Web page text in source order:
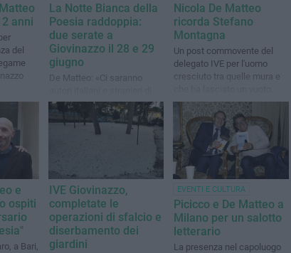
anni
del
La Notte Bianca della
Poesia raddoppia:
due serate a
Giovinazzo il 28 e 29
giugno
De Matteo: «Ci saranno
livello»
Nicola De Matteo
ricorda Stefano
Montagna
Un post commovente del
delegato IVE per l'uomo
cresciuto tra quelle mura e
incolmabile
e
ospiti
a Bari,
IVE Giovinazzo,
completate le
operazioni di sfalcio e
diserbamento dei
giardini
EVENTI E CULTURA
Picicco e De Matteo a
Milano per un salotto
letterario
La presenza nel capoluogo